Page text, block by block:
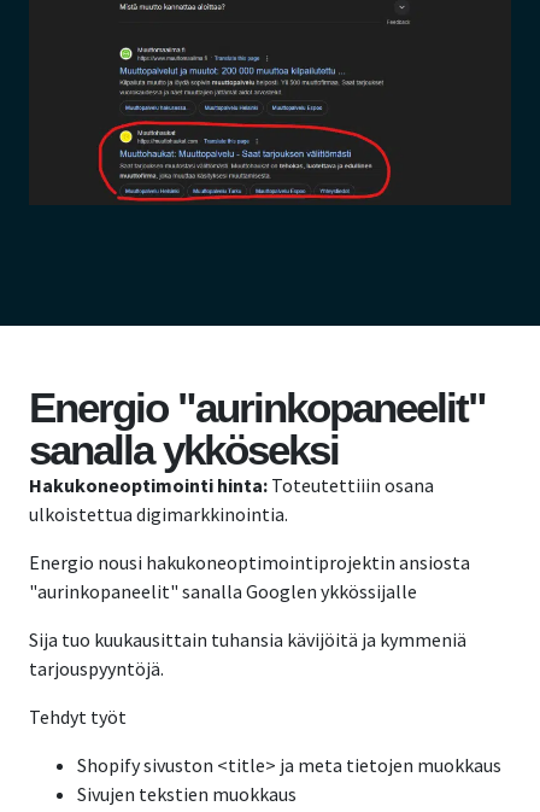
Energio "aurinkopaneelit"
sanalla ykköseksi
Hakukoneoptimointi hinta: Toteutettiiin osana
ulkoistettua digimarkkinointia.
Energio nousi hakukoneoptimointiprojektin ansiosta
"aurinkopaneelit" sanalla Googlen ykkössijalle
Sija tuo kuukausittain tuhansia kävijöitä ja kymmeniä
tarjouspyyntöjä.
Tehdyt työt
Shopify sivuston <title> ja meta tietojen muokkaus
Sivujen tekstien muokkaus